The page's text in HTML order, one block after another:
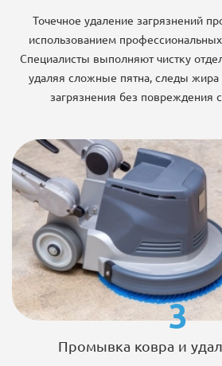
Точечное удаление загрязнений
использованием
Специалисты выполняют чистку
удаляя сложные пятна, следы жира
загрязнения без повреждения
3
Промывка ковра и